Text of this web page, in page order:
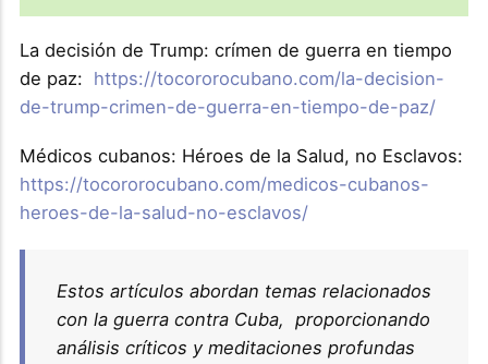
La decisión de Trump: crímen de guerra en tiempo
de paz: https://tocororocubano.com/la-decision-
de-trump-crimen-de-guerra-en-tiempo-de-paz/
Médicos cubanos: Héroes de la Salud, no Esclavos:
https://tocororocubano.com/medicos-cubanos-
heroes-de-la-salud-no-esclavos/
Estos artículos abordan temas relacionados
con la guerra contra Cuba, proporcionando
análisis críticos y meditaciones profundas